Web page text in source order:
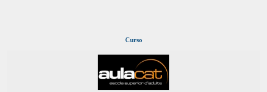
Curso